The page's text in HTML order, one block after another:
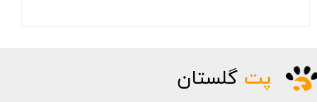
پت گلستان